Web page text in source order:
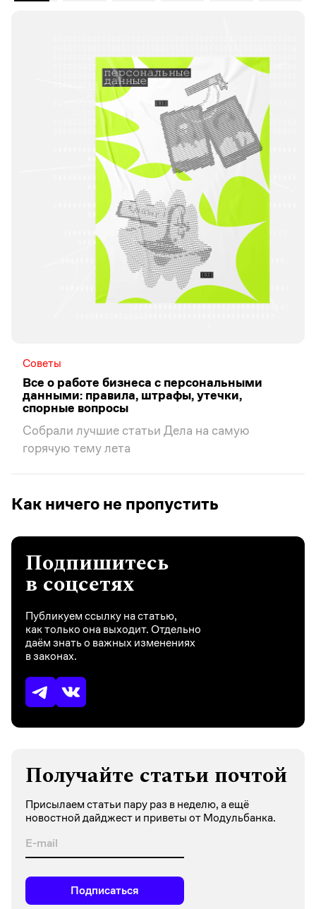
Советы
Все о работе бизнеса с персональными
данными: правила, штрафы, утечки,
спорные вопросы
Собрали лучшие статьи Дела на самую
горячую тему лета
Как ничего не пропустить
Подпишитесь
в соцсетях
Публикуем ссылку на статью,
как только она выходит. Отдельно
даём знать о важных изменениях
в законах.
Получайте статьи почтой
Присылаем статьи пару раз в неделю, а ещё
новостной дайджест и приветы от Модульбанка.
Подписаться